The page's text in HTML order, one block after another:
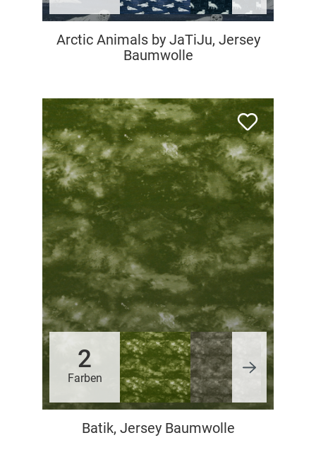
Arctic Animals by JaTiJu, Jersey
Baumwolle
2
Farben
Batik, Jersey Baumwolle